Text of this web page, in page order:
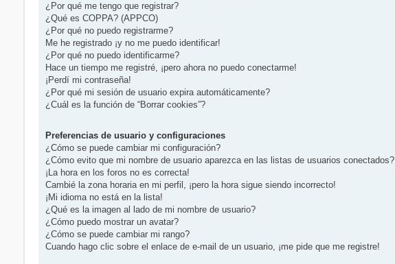
¿Por qué me tengo que registrar?
¿Qué es COPPA? (APPCO)
¿Por qué no puedo registrarme?
Me he registrado ¡y no me puedo identificar!
¿Por qué no puedo identificarme?
Hace un tiempo me registré, ¡pero ahora no puedo conectarme!
¡Perdí mi contraseña!
¿Por qué mi sesión de usuario expira automáticamente?
¿Cuál es la función de “Borrar cookies”?
Preferencias de usuario y configuraciones
¿Cómo se puede cambiar mi configuración?
¿Cómo evito que mi nombre de usuario aparezca en las listas de usuarios conectados?
¡La hora en los foros no es correcta!
Cambié la zona horaria en mi perfil, ¡pero la hora sigue siendo incorrecto!
¡Mi idioma no está en la lista!
¿Qué es la imagen al lado de mi nombre de usuario?
¿Cómo puedo mostrar un avatar?
¿Cómo se puede cambiar mi rango?
Cuando hago clic sobre el enlace de e-mail de un usuario, ¡me pide que me registre!